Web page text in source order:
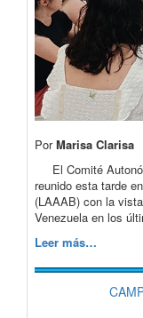
PorMarisa Clarisa
El Comité
reunido esta tarde
(LAAAB) con la
Venezuela en los
Leer más…